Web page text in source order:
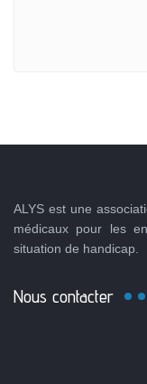
ALYS est une
médicaux pour les
situation de handicap.
Nous contacter